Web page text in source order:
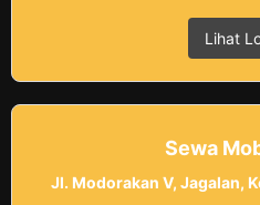
Lihat
Sewa
Jl. Modorakan V, Jagalan,